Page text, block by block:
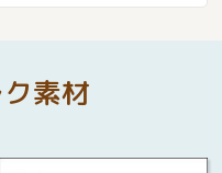
素材